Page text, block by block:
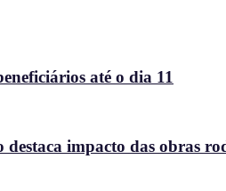
até o dia 11
impacto das obras